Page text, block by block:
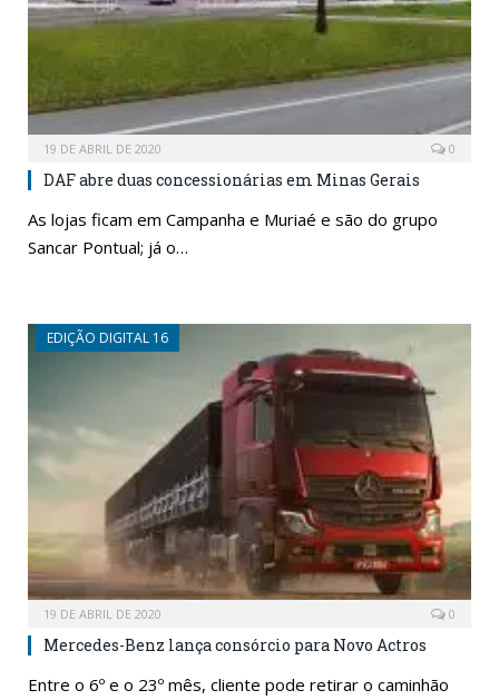
19 DE ABRIL DE 2020 0
DAF abre duas concessionárias em Minas Gerais
As lojas ficam em Campanha e Muriaé e são do grupo
Sancar Pontual; já o…
EDIÇÃO DIGITAL 16
19 DE ABRIL DE 2020 0
Mercedes-Benz lança consórcio para Novo Actros
Entre o 6º e o 23º mês, cliente pode retirar o caminhão